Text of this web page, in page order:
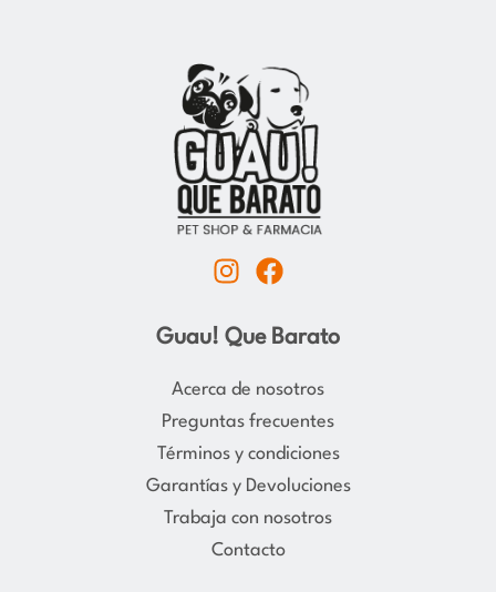
I
s
t
a
r
a
m
F
c
e
b
o
k
Guau! Que Barato
Acerca de nosotros
Preguntas frecuentes
Términos y condiciones
Garantías y Devoluciones
Trabaja con nosotros
Contacto